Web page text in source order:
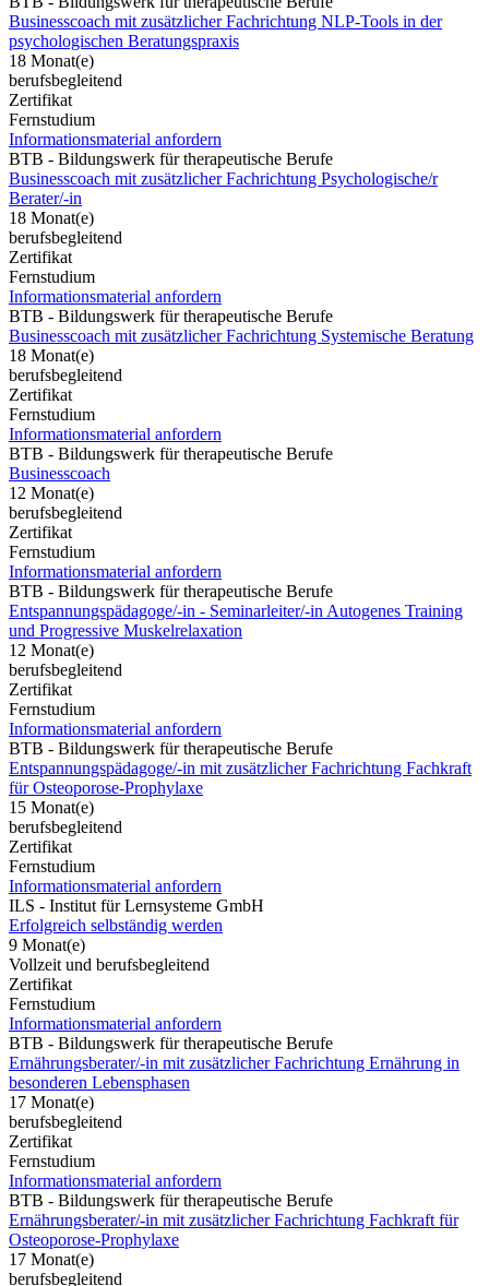
Businesscoach mit zusätzlicher Fachrichtung NLP-Tools in der
psychologischen Beratungspraxis
18 Monat(e)
berufsbegleitend
Zertifikat
Fernstudium
Informationsmaterial anfordern
BTB - Bildungswerk für therapeutische Berufe
Businesscoach mit zusätzlicher Fachrichtung Psychologische/r
Berater/-in
18 Monat(e)
berufsbegleitend
Zertifikat
Fernstudium
Informationsmaterial anfordern
BTB - Bildungswerk für therapeutische Berufe
Businesscoach mit zusätzlicher Fachrichtung Systemische Beratung
18 Monat(e)
berufsbegleitend
Zertifikat
Fernstudium
Informationsmaterial anfordern
BTB - Bildungswerk für therapeutische Berufe
Businesscoach
12 Monat(e)
berufsbegleitend
Zertifikat
Fernstudium
Informationsmaterial anfordern
BTB - Bildungswerk für therapeutische Berufe
Entspannungspädagoge/-in - Seminarleiter/-in Autogenes Training
und Progressive Muskelrelaxation
12 Monat(e)
berufsbegleitend
Zertifikat
Fernstudium
Informationsmaterial anfordern
BTB - Bildungswerk für therapeutische Berufe
Entspannungspädagoge/-in mit zusätzlicher Fachrichtung Fachkraft
für Osteoporose-Prophylaxe
15 Monat(e)
berufsbegleitend
Zertifikat
Fernstudium
Informationsmaterial anfordern
ILS - Institut für Lernsysteme GmbH
Erfolgreich selbständig werden
9 Monat(e)
Vollzeit und berufsbegleitend
Zertifikat
Fernstudium
Informationsmaterial anfordern
BTB - Bildungswerk für therapeutische Berufe
Ernährungsberater/-in mit zusätzlicher Fachrichtung Ernährung in
besonderen Lebensphasen
17 Monat(e)
berufsbegleitend
Zertifikat
Fernstudium
Informationsmaterial anfordern
BTB - Bildungswerk für therapeutische Berufe
Ernährungsberater/-in mit zusätzlicher Fachrichtung Fachkraft für
Osteoporose-Prophylaxe
17 Monat(e)
berufsbegleitend